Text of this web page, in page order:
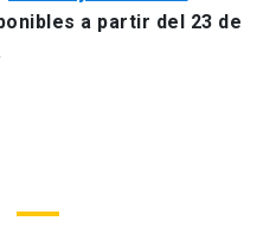
a partir del 23 de